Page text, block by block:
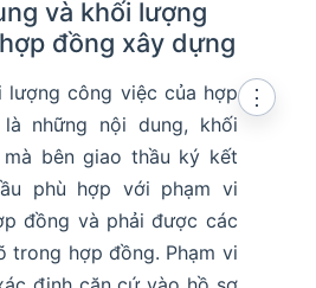
và khối lượng
đồng xây dựng
lượng công việc của hợp
những nội dung, khối
bên giao thầu ký kết
phù hợp với phạm vi
đồng và phải được các
trong hợp đồng. Phạm vi
⋮